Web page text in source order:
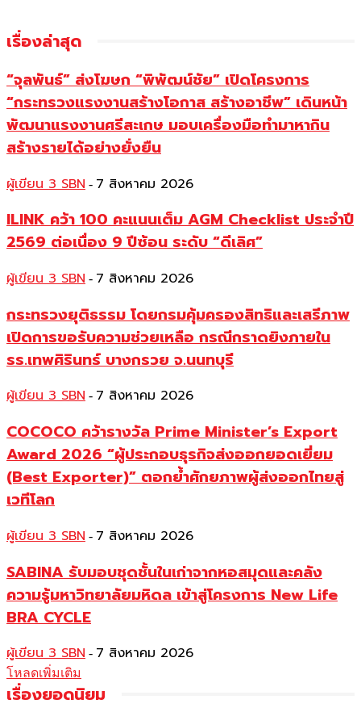
เรื่องล่าสุด
“จุลพันธ์” ส่งโฆษก “พิพัฒน์ชัย” เปิดโครงการ
“กระทรวงแรงงานสร้างโอกาส สร้างอาชีพ” เดินหน้า
พัฒนาแรงงานศรีสะเกษ มอบเครื่องมือทำมาหากิน
สร้างรายได้อย่างยั่งยืน
ผู้เขียน 3 SBN - 7 สิงหาคม 2026
ILINK คว้า 100 คะแนนเต็ม AGM Checklist ประจำปี
2569 ต่อเนื่อง 9 ปีซ้อน ระดับ “ดีเลิศ”
ผู้เขียน 3 SBN - 7 สิงหาคม 2026
กระทรวงยุติธรรม โดยกรมคุ้มครองสิทธิและเสรีภาพ
เปิดการขอรับความช่วยเหลือ กรณีกราดยิงภายใน
รร.เทพศิรินทร์ บางกรวย จ.นนทบุรี
ผู้เขียน 3 SBN - 7 สิงหาคม 2026
COCOCO คว้ารางวัล Prime Minister’s Export
Award 2026 “ผู้ประกอบธุรกิจส่งออกยอดเยี่ยม
(Best Exporter)” ตอกย้ำศักยภาพผู้ส่งออกไทยสู่
เวทีโลก
ผู้เขียน 3 SBN - 7 สิงหาคม 2026
SABINA รับมอบชุดชั้นในเก่าจากหอสมุดและคลัง
ความรู้มหาวิทยาลัยมหิดล เข้าสู่โครงการ New Life
BRA CYCLE
ผู้เขียน 3 SBN - 7 สิงหาคม 2026
โหลดเพิ่มเติม
เรื่องยอดนิยม